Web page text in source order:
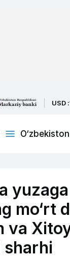
USD :
O‘zbekiston
mo‘rt
va